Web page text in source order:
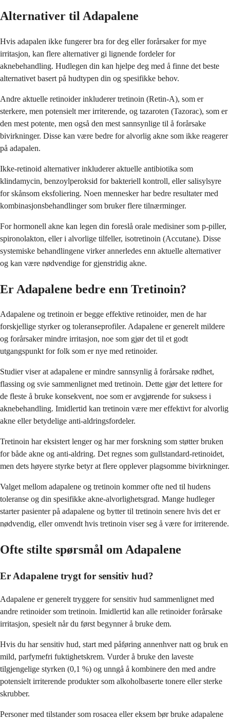
Alternativer til Adapalene
Hvis adapalen ikke fungerer bra for deg eller forårsaker for mye
irritasjon, kan flere alternativer gi lignende fordeler for
aknebehandling. Hudlegen din kan hjelpe deg med å finne det beste
alternativet basert på hudtypen din og spesifikke behov.
Andre aktuelle retinoider inkluderer tretinoin (Retin-A), som er
sterkere, men potensielt mer irriterende, og tazaroten (Tazorac), som er
den mest potente, men også den mest sannsynlige til å forårsake
bivirkninger. Disse kan være bedre for alvorlig akne som ikke reagerer
på adapalen.
Ikke-retinoid alternativer inkluderer aktuelle antibiotika som
klindamycin, benzoylperoksid for bakteriell kontroll, eller salisylsyre
for skånsom eksfoliering. Noen mennesker har bedre resultater med
kombinasjonsbehandlinger som bruker flere tilnærminger.
For hormonell akne kan legen din foreslå orale medisiner som p-piller,
spironolakton, eller i alvorlige tilfeller, isotretinoin (Accutane). Disse
systemiske behandlingene virker annerledes enn aktuelle alternativer
og kan være nødvendige for gjenstridig akne.
Er Adapalene bedre enn Tretinoin?
Adapalene og tretinoin er begge effektive retinoider, men de har
forskjellige styrker og toleranseprofiler. Adapalene er generelt mildere
og forårsaker mindre irritasjon, noe som gjør det til et godt
utgangspunkt for folk som er nye med retinoider.
Studier viser at adapalene er mindre sannsynlig å forårsake rødhet,
flassing og svie sammenlignet med tretinoin. Dette gjør det lettere for
de fleste å bruke konsekvent, noe som er avgjørende for suksess i
aknebehandling. Imidlertid kan tretinoin være mer effektivt for alvorlig
akne eller betydelige anti-aldringsfordeler.
Tretinoin har eksistert lenger og har mer forskning som støtter bruken
for både akne og anti-aldring. Det regnes som gullstandard-retinoidet,
men dets høyere styrke betyr at flere opplever plagsomme bivirkninger.
Valget mellom adapalene og tretinoin kommer ofte ned til hudens
toleranse og din spesifikke akne-alvorlighetsgrad. Mange hudleger
starter pasienter på adapalene og bytter til tretinoin senere hvis det er
nødvendig, eller omvendt hvis tretinoin viser seg å være for irriterende.
Ofte stilte spørsmål om Adapalene
Er Adapalene trygt for sensitiv hud?
Adapalene er generelt tryggere for sensitiv hud sammenlignet med
andre retinoider som tretinoin. Imidlertid kan alle retinoider forårsake
irritasjon, spesielt når du først begynner å bruke dem.
Hvis du har sensitiv hud, start med påføring annenhver natt og bruk en
mild, parfymefri fuktighetskrem. Vurder å bruke den laveste
tilgjengelige styrken (0,1 %) og unngå å kombinere den med andre
potensielt irriterende produkter som alkoholbaserte tonere eller sterke
skrubber.
Personer med tilstander som rosacea eller eksem bør bruke adapalene